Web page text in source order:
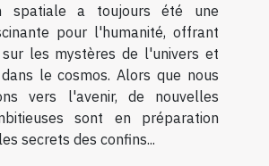
spatiale a toujours été une
pour l'humanité, offrant
les mystères de l'univers et
le cosmos. Alors que nous
vers l'avenir, de nouvelles
sont en préparation
secrets des confins...